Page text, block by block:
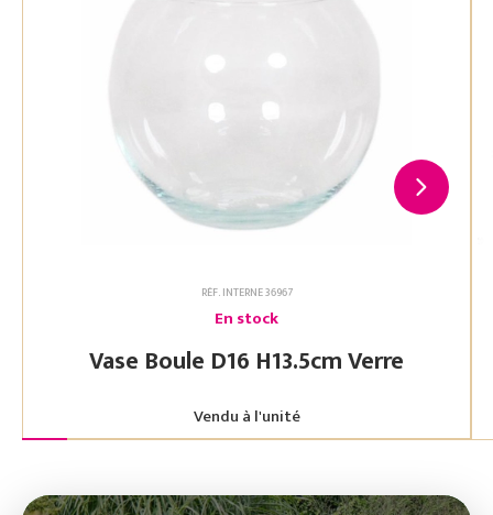
RÉF. INTERNE 36967
En stock
Vase Boule D16 H13.5cm Verre
Vendu à l'unité